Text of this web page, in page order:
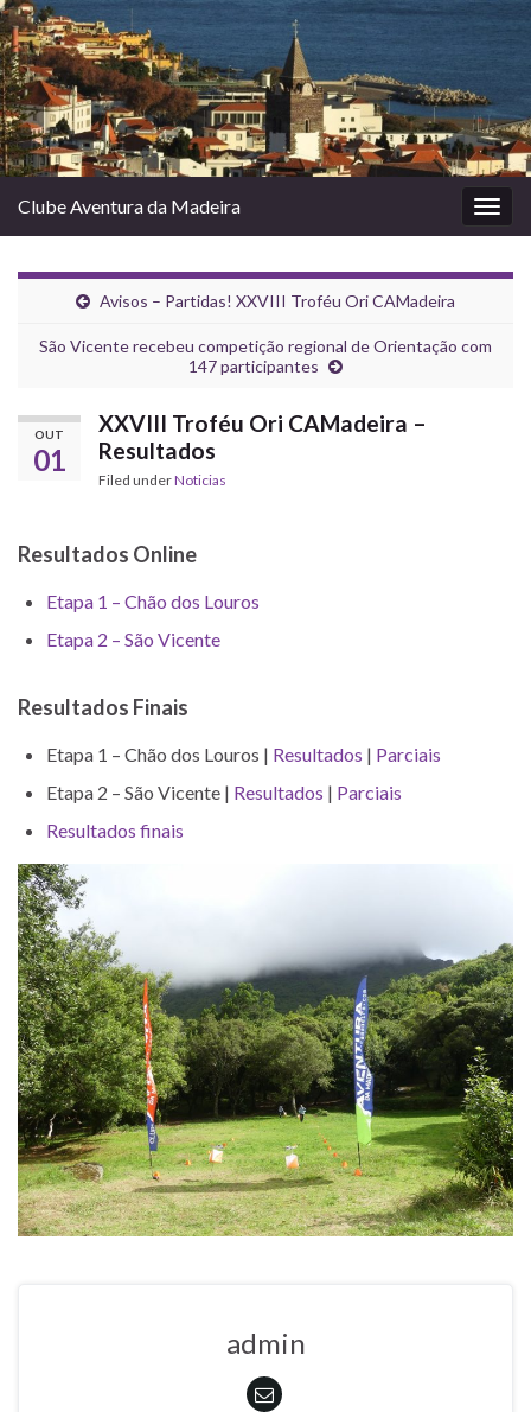
Clube Aventura da Madeira
Avisos – Partidas! XXVIII Troféu Ori CAMadeira
São Vicente recebeu competição regional de Orientação com
147 participantes
OUT
01
XXVIII Troféu Ori CAMadeira –
Resultados
Filed underNoticias
Resultados Online
Etapa 1 – Chão dos Louros
Etapa 2 – São Vicente
Resultados Finais
Etapa 1 – Chão dos Louros | Resultados | Parciais
Etapa 2 – São Vicente | Resultados | Parciais
Resultados finais
admin